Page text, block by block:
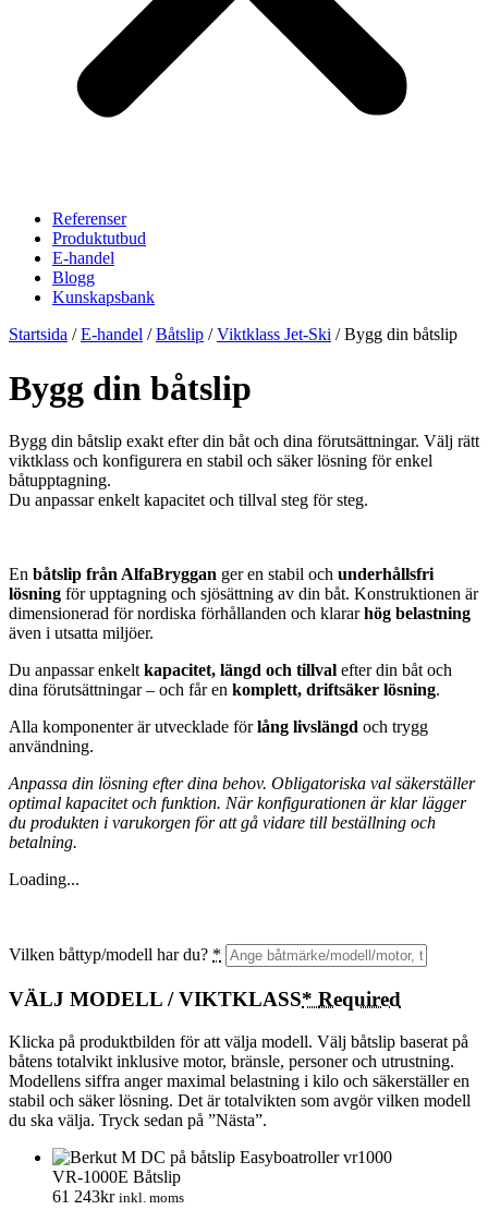
Referenser
Produktutbud
E-handel
Blogg
Kunskapsbank
Startsida /E-handel /Båtslip /Viktklass Jet-Ski /Bygg din båtslip
Bygg din båtslip
Bygg din båtslip exakt efter din båt och dina förutsättningar. Välj rätt
viktklass och konfigurera en stabil och säker lösning för enkel
båtupptagning.
Du anpassar enkelt kapacitet och tillval steg för steg.
En båtslip från AlfaBryggan ger en stabil och underhållsfri
lösning för upptagning och sjösättning av din båt. Konstruktionen är
dimensionerad för nordiska förhållanden och klararhög belastning
även i utsatta miljöer.
Du anpassar enkelt kapacitet, längd och tillval efter din båt och
dina förutsättningar – och får en komplett, driftsäker lösning.
Alla komponenter är utvecklade förlång livslängd och trygg
användning.
Anpassa din lösning efter dina behov. Obligatoriska val säkerställer
optimal kapacitet och funktion. När konfigurationen är klar lägger
du produkten i varukorgen för att gå vidare till beställning och
betalning.
Loading...
Vilken båttyp/modell har du? *
VÄLJ MODELL / VIKTKLASS* Required
Klicka på produktbilden för att välja modell. Välj båtslip baserat på
båtens totalvikt inklusive motor, bränsle, personer och utrustning.
Modellens siffra anger maximal belastning i kilo och säkerställer en
stabil och säker lösning. Det är totalvikten som avgör vilken modell
du ska välja. Tryck sedan på ”Nästa”.
VR-1000E Båtslip
61 243kr inkl. moms